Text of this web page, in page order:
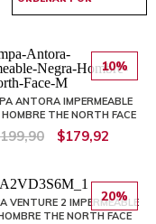
10%
ANTORA IMPERMEABLE
HOMBRE THE NORTH FACE
$179,92
20%
VENTURE 2 IMPERMEABLE
THE NORTH FACE